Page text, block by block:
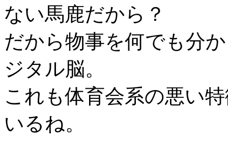
ない馬鹿だから？
だから物事を何でも分
ジタル脳。
これも体育会系の悪い
いるね。